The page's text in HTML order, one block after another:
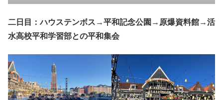
二日目：ハウステンボス→平和記念公園→原爆資料館→活
水高校平和学習部との平和集会